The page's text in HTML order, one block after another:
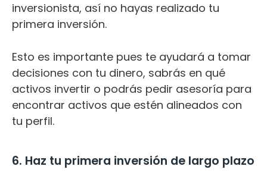
inversionista, así no hayas realizado tu
primera inversión.
Esto es importante pues te ayudará a tomar
decisiones con tu dinero, sabrás en qué
activos invertir o podrás pedir asesoría para
encontrar activos que estén alineados con
tu perfil.
6. Haz tu primera inversión de largo plazo